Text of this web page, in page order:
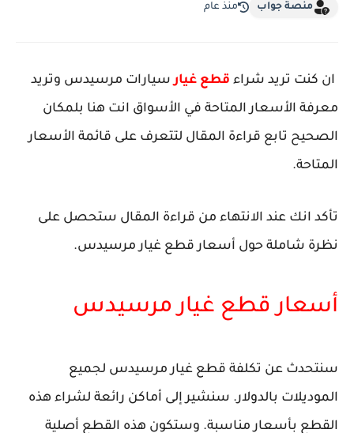
منصة جواب منذ عام
ان كنت تريد شراء قطع غيارسيارات مرسيدس وتريد
معرفة الأسعار المتاحة في الأسواق انت هنا بلمكان
الصحيح تابع قراءة المقال لتتعرف على قائمة الأسعار
المتاحة.
تأكد انك عند الانتهاء من قراءة المقال ستحصل على
نظرة شاملة حول أسعار قطع غيار مرسيدس.
أسعار قطع غيار مرسيدس
سنتحدث عن تكلفة قطع غيار مرسيدس لجميع
الموديلات بالدولار. سنشير إلى أماكن رائعة لشراء هذه
القطع بأسعار مناسبة. وستكون هذه القطع أصلية